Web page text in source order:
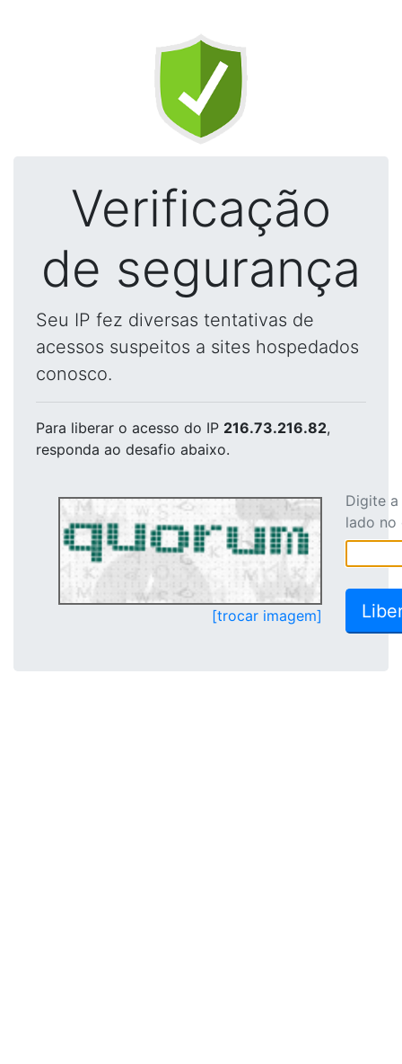
Verificação
de segurança
Seu IP fez diversas tentativas de
acessos suspeitos a sites hospedados
conosco.
Para liberar o acesso do IP 216.73.216.82,
responda ao desafio abaixo.
[trocar imagem]
Digite
lado no